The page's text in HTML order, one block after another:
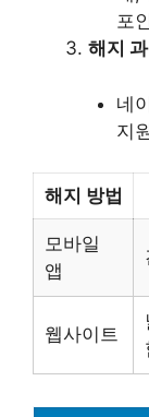
포
해지
네
지
해지 방법
모바일
앱
웹사이트